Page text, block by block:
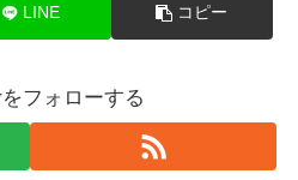
LINE コピー
フォローする